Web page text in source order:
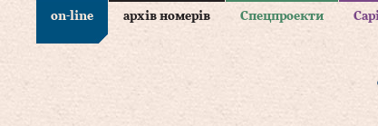
on-line архів номерів Спецпроекти